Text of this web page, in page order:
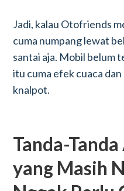
Jadi, kalau Otofriends
cuma numpang lewat
santai aja. Mobil belum
itu cuma efek cuaca
knalpot.
Tanda-
yang Masih